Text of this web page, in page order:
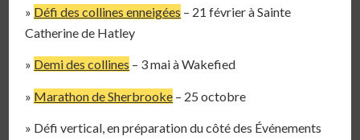
» Défi des collines enneigées – 21 février à Sainte
Catherine de Hatley
» Demi des collines – 3 mai à Wakefied
» Marathon de Sherbrooke – 25 octobre
» Défi vertical, en préparation du côté des Événements